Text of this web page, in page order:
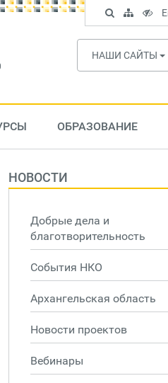
НАШИ САЙТЫ
ОБРАЗОВАНИЕ
НОВОСТИ
Добрые дела и
благотворительность
События НКО
Архангельская область
Новости проектов
Вебинары
Поиск
по
сайту
Карта
сайтадля